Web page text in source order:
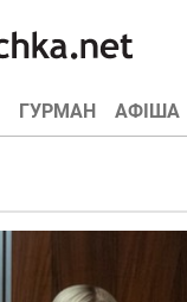
ГУРМАН АФІША